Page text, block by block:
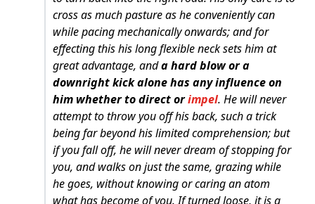
cross as much pasture as he conveniently can
while pacing mechanically onwards; and for
effecting this his long flexible neck sets him at
great advantage, anda hard blow or a
downright kick alone has any influence on
him whether to direct orimpel. He will never
attempt to throw you off his back, such a trick
being far beyond his limited comprehension; but
if you fall off, he will never dream of stopping for
you, and walks on just the same, grazing while
he goes, without knowing or caring an atom
what has become of you. If turned loose, it is a